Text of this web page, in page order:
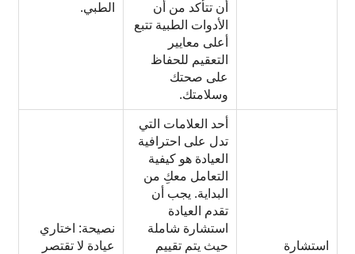
أن تتأكد من أن
الأدوات الطبية تتبع
أعلى معايير
التعقيم للحفاظ
على صحتك
وسلامتك.
الطبي.
استشارة
أحد العلامات التي
تدل على احترافية
العيادة هو كيفية
التعامل معكِ من
البداية. يجب أن
تقدم العيادة
استشارة شاملة
حيث يتم تقييم
نصيحة: اختاري
عيادة لا تقتصر